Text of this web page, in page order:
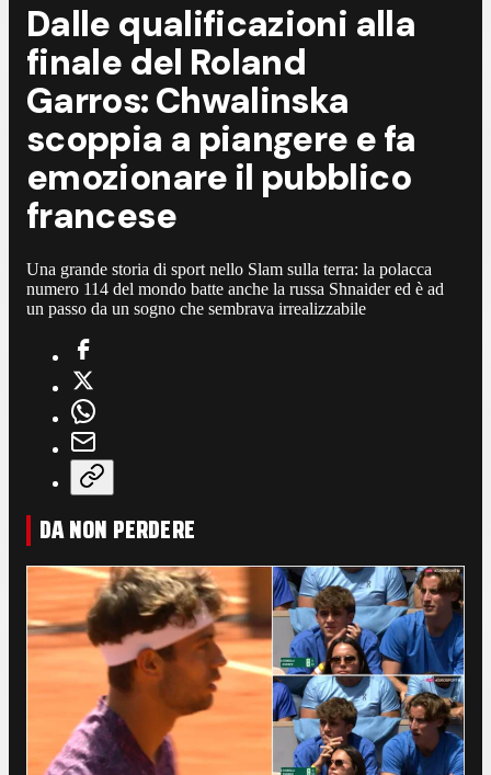
Dalle qualificazioni alla
finale del Roland
Garros: Chwalinska
scoppia a piangere e fa
emozionare il pubblico
francese
Una grande storia di sport nello Slam sulla terra: la polacca
numero 114 del mondo batte anche la russa Shnaider ed è ad
un passo da un sogno che sembrava irrealizzabile
DA NON PERDERE